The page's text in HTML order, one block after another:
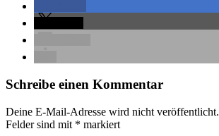
Schreibe einen Kommentar
Deine E-Mail-Adresse wird nicht veröffentlicht.
Felder sind mit * markiert